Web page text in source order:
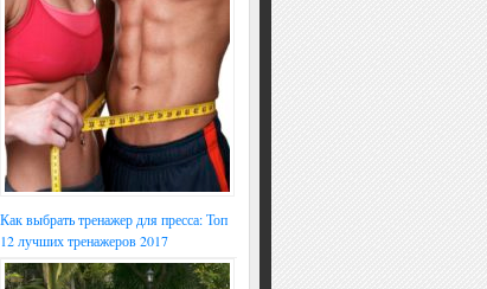
Как выбрать тренажер для пресса: Топ
12 лучших тренажеров 2017